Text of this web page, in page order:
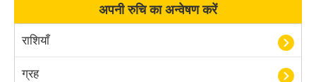
अपनी रुचि का अन्वेषण करें
राशियाँ
ग्रह